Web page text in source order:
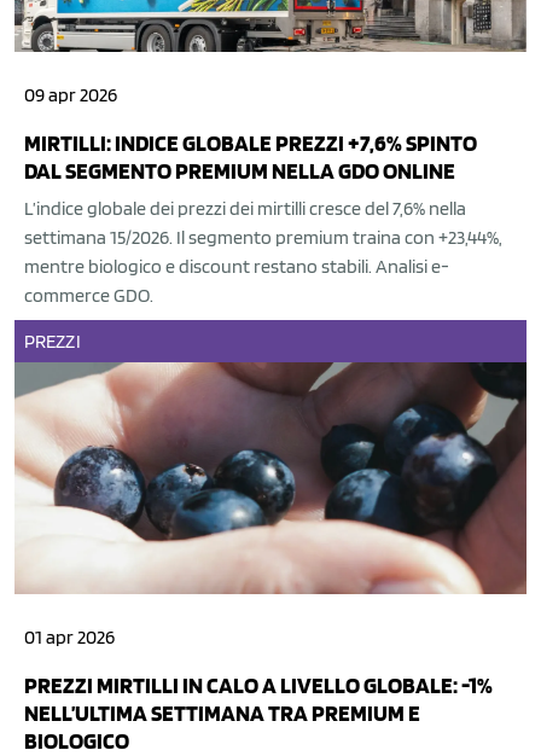
09 apr 2026
MIRTILLI: INDICE GLOBALE PREZZI +7,6% SPINTO
DAL SEGMENTO PREMIUM NELLA GDO ONLINE
L’indice globale dei prezzi dei mirtilli cresce del 7,6% nella
settimana 15/2026. Il segmento premium traina con +23,44%,
mentre biologico e discount restano stabili. Analisi e-
commerce GDO.
PREZZI
01 apr 2026
PREZZI MIRTILLI IN CALO A LIVELLO GLOBALE: -1%
NELL’ULTIMA SETTIMANA TRA PREMIUM E
BIOLOGICO